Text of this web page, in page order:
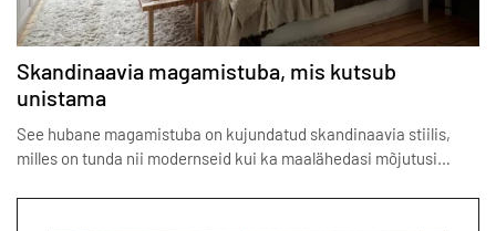
Skandinaavia magamistuba, mis kutsub
unistama
See hubane magamistuba on kujundatud skandinaavia stiilis,
milles on tunda nii modernseid kui ka maalähedasi mõjutusi…